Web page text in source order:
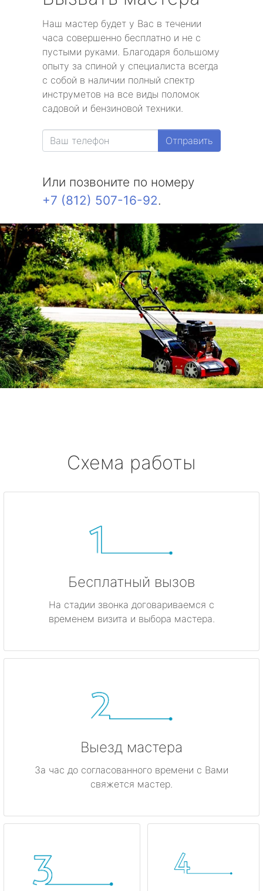
Наш мастер будет у Вас в течении
часа совершенно бесплатно и не с
пустыми руками. Благодаря большому
опыту за спиной у специалиста всегда
с собой в наличии полный спектр
инструметов на все виды поломок
садовой и бензиновой техники.
Отправить
Или позвоните по номеру
+7 (812) 507-16-92.
Схема работы
Бесплатный вызов
На стадии звонка договариваемся с
временем визита и выбора мастера.
Выезд мастера
За час до согласованного времени с Вами
свяжется мастер.